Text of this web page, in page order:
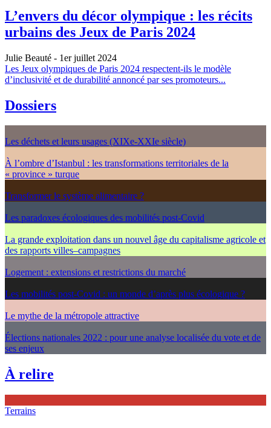
L’envers du décor olympique : les récits
urbains des Jeux de Paris 2024
Julie Beauté - 1er juillet 2024
Les Jeux olympiques de Paris 2024 respectent-ils le modèle
d’inclusivité et de durabilité annoncé par ses promoteurs...
Dossiers
Les déchets et leurs usages (XIXe-XXIe siècle)
À l’ombre d’Istanbul : les transformations territoriales de la
« province » turque
Transformer le système alimentaire ?
Les paradoxes écologiques des mobilités post-Covid
La grande exploitation dans un nouvel âge du capitalisme agricole et
des rapports villes–campagnes
Logement : extensions et restrictions du marché
Les mobilités post-Covid : un monde d’après plus écologique ?
Le mythe de la métropole attractive
Élections nationales 2022 : pour une analyse localisée du vote et de
ses enjeux
À relire
Terrains